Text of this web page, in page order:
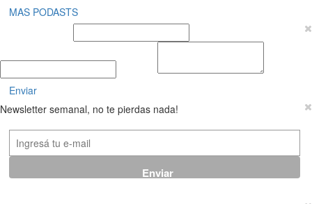
MAS PODASTS
Enviar
Newsletter semanal, no te pierdas nada!